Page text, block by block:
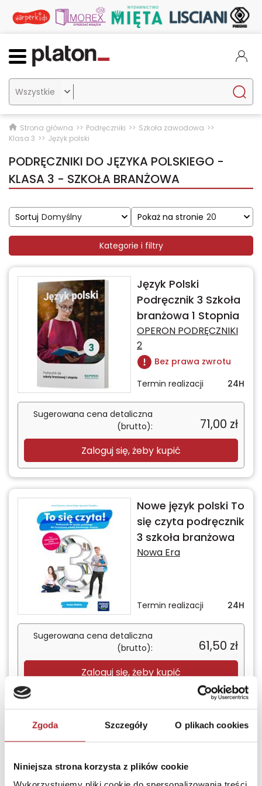
Zgoda Szczegóły O plikach cookies
Niniejsza strona korzysta z plików cookie

Strona główna Podręczniki
Szkoła zawodowa
Klasa 3
Język polski
PODRĘCZNIKI DO JĘZYKA POLSKIEGO -
KLASA 3 - SZKOŁA BRANŻOWA
Sortuj Domyślny Pokaż na stronie 20
Kategorie i filtry
Język Polski
Podręcznik 3 Szkoła
branżowa 1 Stopnia
OPERON PODRĘCZNIKI
2
Bez prawa zwrotu
Termin realizacji
24H
Sugerowana cena detaliczna
(brutto):
71,00 zł
Zaloguj się, żeby kupić
Nowe język polski To
się czyta podręcznik
3 szkoła branżowa
Nowa Era
Termin realizacji 24H
Sugerowana cena detaliczna
(brutto):
61,50 zł
Zaloguj się, żeby kupić
z 1
Podręczniki do języka polskiego dla szkoły
zawodowej